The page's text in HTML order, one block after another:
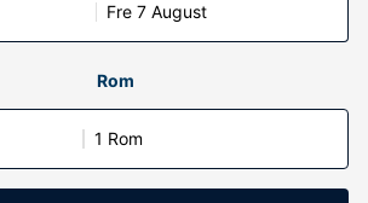
Fre 7 August
Rom
1 Rom